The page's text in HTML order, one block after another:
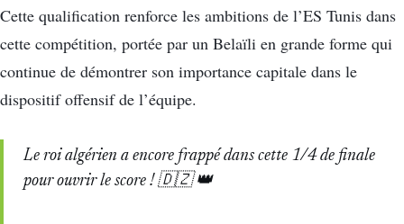
Cette qualification renforce les ambitions de l’ES Tunis dans
cette compétition, portée par un Belaïli en grande forme qui
continue de démontrer son importance capitale dans le
dispositif offensif de l’équipe.
Le roi algérien a encore frappé dans cette 1/4 de finale
pour ouvrir le score ! 🇩🇿 👑